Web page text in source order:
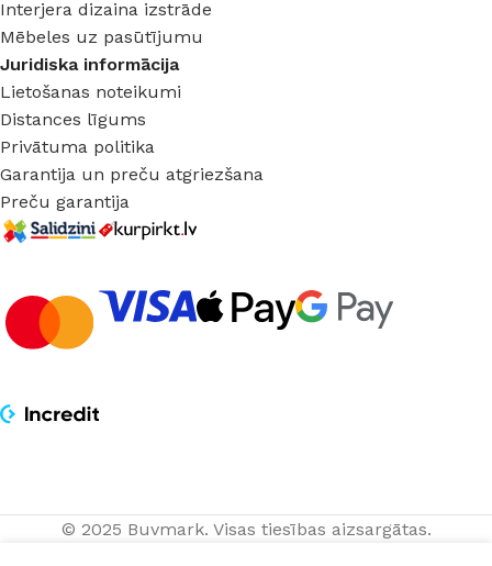
Interjera dizaina izstrāde
Mēbeles uz pasūtījumu
Juridiska informācija
Lietošanas noteikumi
Distances līgums
Privātuma politika
Garantija un preču atgriezšana
Preču garantija
© 2025 Buvmark. Visas tiesības aizsargātas.
Piekaramais